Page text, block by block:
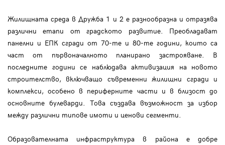
Жилищната среда в Дружба 1 и 2 е разнообразна и отразява
различни етапи от градското развитие. Преобладават
панелни и ЕПК сгради от 70-те и 80-те години, които са
част от първоначалното планирано застрояване. В
последните години се наблюдава активизация на новото
строителство, включващо съвременни жилищни сгради и
комплекси, особено в периферните части и в близост до
основните булеварди. Това създава възможност за избор
между различни типове имоти и ценови сегменти.
Образователната инфраструктура в района е добре